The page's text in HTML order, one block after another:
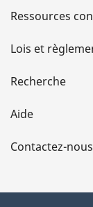
s
d
e
l
a
Ressources
Lois et
Recherche
Aide
Contactez-nous